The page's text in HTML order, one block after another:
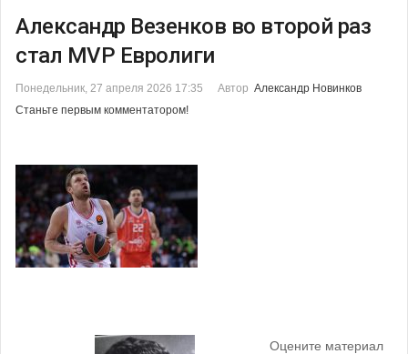
Александр Везенков во второй раз
стал MVP Евролиги
Понедельник, 27 апреля 2026 17:35 Автор Александр Новинков
Станьте первым комментатором!
Оцените материал